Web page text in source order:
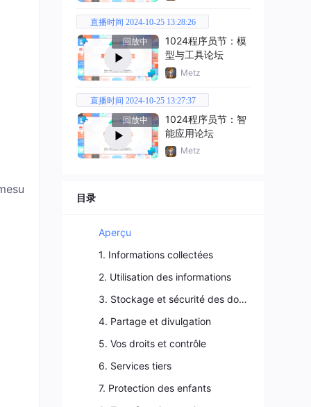
直播时间 2024-10-25 13:28:26
回放中
1024程序员节：模
型与工具论坛
Metz
直播时间 2024-10-25 13:27:37
回放中
1024程序员节：智
能应用论坛
Metz
目录
Aperçu
1. Informations collectées
2. Utilisation des informations
3. Stockage et sécurité des données
4. Partage et divulgation
5. Vos droits et contrôle
6. Services tiers
7. Protection des enfants